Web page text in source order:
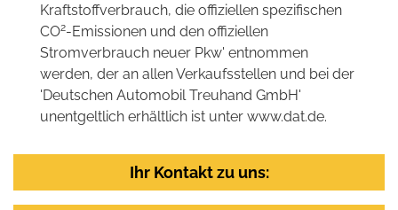
Kraftstoffverbrauch, die offiziellen spezifischen
CO2-Emissionen und den offiziellen
Stromverbrauch neuer Pkw' entnommen
werden, der an allen Verkaufsstellen und bei der
'Deutschen Automobil Treuhand GmbH'
unentgeltlich erhältlich ist unter www.dat.de.
Ihr Kontakt zu uns: